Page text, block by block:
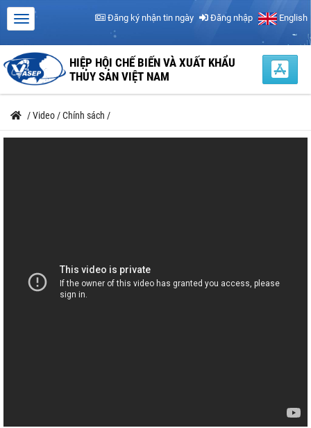
Đăng ký nhận tin ngày Đăng nhập English
HIỆP HỘI CHẾ BIẾN VÀ XUẤT KHẨU
THỦY SẢN VIỆT NAM
/Video /Chính sách /